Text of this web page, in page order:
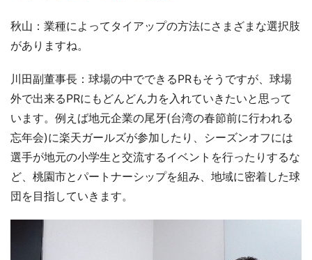
秋山：業種によってタイアップの方法にさまざまな選択肢
がありますね。
川田副董事長：球場の中でできるPRもそうですが、球場
外で出来るPRにもどんどん力を入れていきたいと思って
います。例えば地元企業の尾牙(台湾の春節前に行われる
忘年会)に楽天ガールズが参加したり、シーズンオフには
選手が地元の小学生と交流するイベントを行ったりするな
ど、桃園市とパートナーシップを組み、地域に密着した球
団を目指していきます。